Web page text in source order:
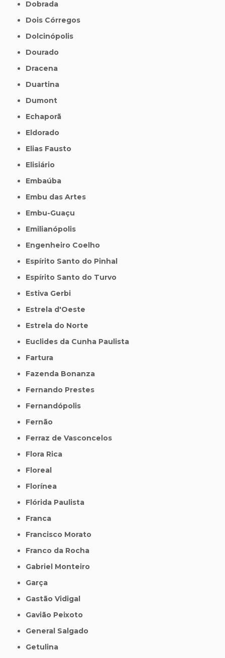
Dobrada
Dois Córregos
Dolcinópolis
Dourado
Dracena
Duartina
Dumont
Echaporã
Eldorado
Elias Fausto
Elisiário
Embaúba
Embu das Artes
Embu-Guaçu
Emilianópolis
Engenheiro Coelho
Espírito Santo do Pinhal
Espírito Santo do Turvo
Estiva Gerbi
Estrela d'Oeste
Estrela do Norte
Euclides da Cunha Paulista
Fartura
Fazenda Bonanza
Fernando Prestes
Fernandópolis
Fernão
Ferraz de Vasconcelos
Flora Rica
Floreal
Florínea
Flórida Paulista
Franca
Francisco Morato
Franco da Rocha
Gabriel Monteiro
Garça
Gastão Vidigal
Gavião Peixoto
General Salgado
Getulina